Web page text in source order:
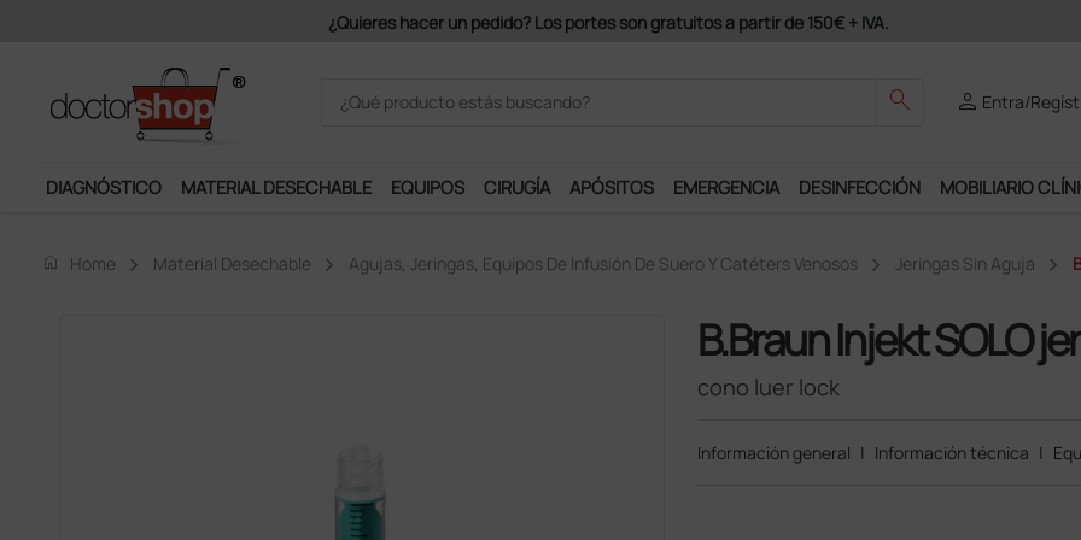
Únete al programa Ds Plus y podrás disfrutar de muchos
search person Entra/
DIAGNÓSTICO MATERIAL DESECHABLE EQUIPOS CIRUGÍA APÓSITOS EMERGENCIA DESINFECCIÓN MOBILIARIO
home Home Material Desechable Agujas, Jeringas, Equipos De Infusión De Suero Y Catéters Venosos Jeringas Sin Aguja
B.Braun Injekt SOLO
cono luer lock
Información general | Información técnica |